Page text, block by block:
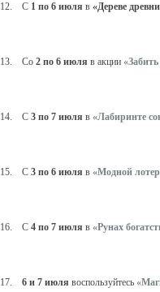
12. С 1 по 6 июля в «Дереве
13. Со 2 по 6 июля в акции
14. С 3 по 7 июля в «Лабиринте
15. С 3 по 6 июля в «Модной
16. С 4 по 7 июля в «Рунах
17. 6 и 7 июля воспользуйтесь